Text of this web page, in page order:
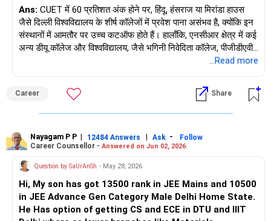
Ans: CUET में 60 प्रतिशत अंक होने पर, हिंदू, हंसराज या मिरांडा हाउस
जैसे दिल्ली विश्वविद्यालय के शीर्ष कॉलेजों में प्रवेश पाना असंभव है, क्योंकि इन
संस्थानों में आमतौर पर उच्च कटऑफ होते हैं। हालाँकि, एनसीआर क्षेत्र में कई
अन्य डीयू कॉलेज और विश्वविद्यालय, जैसे भगिनी निवेदिता कॉलेज, पीजीडीएवी
कॉलेज और सत्यवती कॉलेज, ऐसे पाठ्यक्रम प्रदान कर सकते हैं जहाँ आपका
करें, जहाँ कुरुक्षेत्र विश्वविद्यालय और चौधरी रणबीर सिंह विश्वविद्यालय जैसे
विश्वविद्यालय 60-70 प्रतिशत की सीमा में स्कोर स्वीकार कर सकते हैं,
खासकर कुछ कार्यक्रमों के लिए।
...Read more
Career Share
Nayagam P P | 12484 Answers | Ask -
Follow
Career Counsellor - Answered on Jun 02, 2026
Question by SaUrAnSh - May 28, 2026
Hi, My son has got 13500 rank in JEE Mains and 10500
in JEE Advance Gen Category Male Delhi Home State.
He Has option of getting CS and ECE in DTU and IIIT